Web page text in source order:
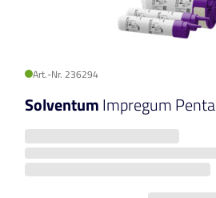
Art.-Nr. 236294
SolventumImpregum Penta